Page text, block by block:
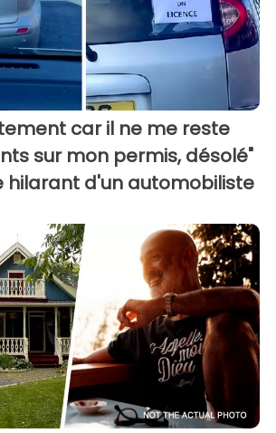
car il ne me reste
sur mon permis, désolé"
hilarant d'un automobiliste